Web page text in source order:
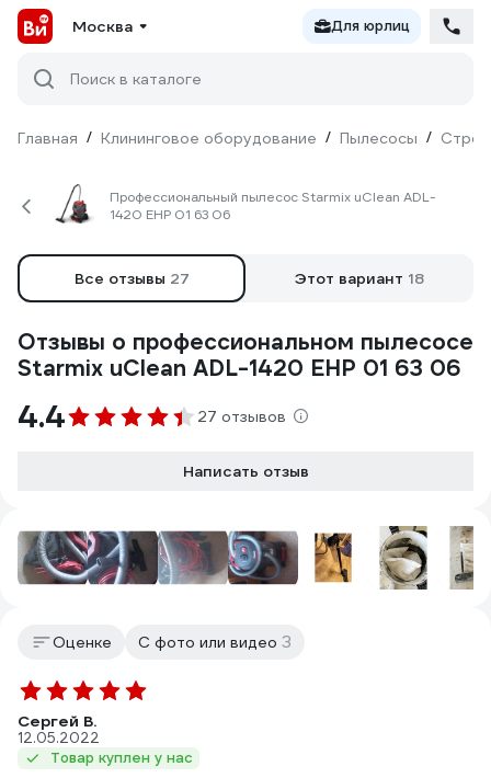
Москва Для юрлиц
Поиск в каталоге
Главная / Клининговое оборудование / Пылесосы /
Профессиональный пылесос Starmix uClean ADL-
1420 EHP 01 63 06
Все отзывы 27 Этот вариант 18
Отзывы о профессиональном пылесосе
Starmix uClean ADL-1420 EHP 01 63 06
4.4 27 отзывов
Написать отзыв
Оценке С фото или видео 3
Сергей В.
12.05.2022
Товар куплен у нас